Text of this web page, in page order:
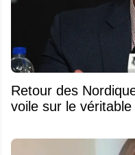
Retour des
voile sur le